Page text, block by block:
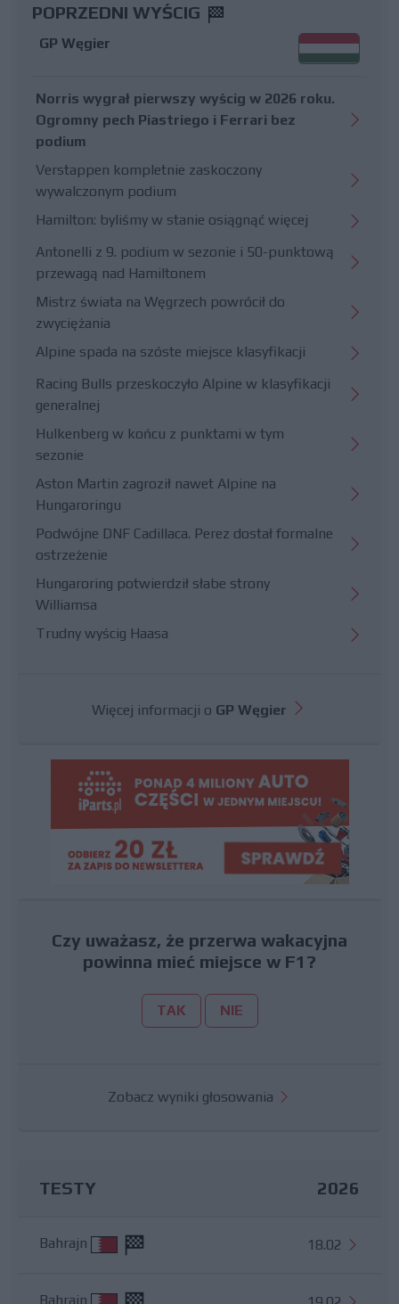
POPRZEDNI WYŚCIG
GP Węgier
Norris wygrał pierwszy wyścig w 2026 roku.
Ogromny pech Piastriego i Ferrari bez
podium
Verstappen kompletnie zaskoczony
wywalczonym podium
Hamilton: byliśmy w stanie osiągnąć więcej
Antonelli z 9. podium w sezonie i 50-punktową
przewagą nad Hamiltonem
Mistrz świata na Węgrzech powrócił do
zwyciężania
Alpine spada na szóste miejsce klasyfikacji
Racing Bulls przeskoczyło Alpine w klasyfikacji
generalnej
Hulkenberg w końcu z punktami w tym
sezonie
Aston Martin zagroził nawet Alpine na
Hungaroringu
Podwójne DNF Cadillaca. Perez dostał formalne
ostrzeżenie
Hungaroring potwierdził słabe strony
Williamsa
Trudny wyścig Haasa
Więcej informacji o GP Węgier
Czy uważasz, że przerwa wakacyjna
powinna mieć miejsce w F1?
TAK NIE
Zobacz wyniki głosowania
TESTY 2026
Bahrajn 18.02
Bahrajn